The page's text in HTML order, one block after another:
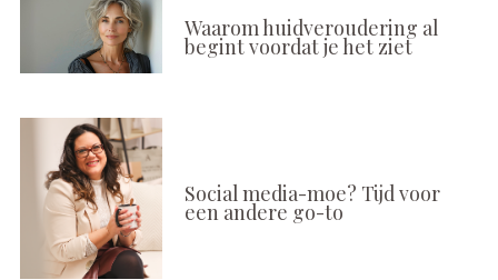
Waarom huidveroudering al
begint voordat je het ziet
Social media-moe? Tijd voor
een andere go-to